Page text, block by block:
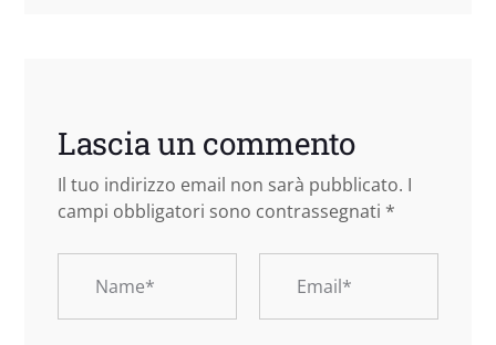
Lascia un commento
Il tuo indirizzo email non sarà pubblicato. I
campi obbligatori sono contrassegnati *